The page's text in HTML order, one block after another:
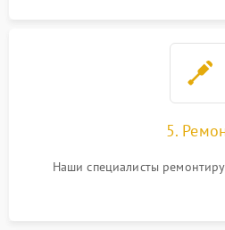
5.
Наши специалисты